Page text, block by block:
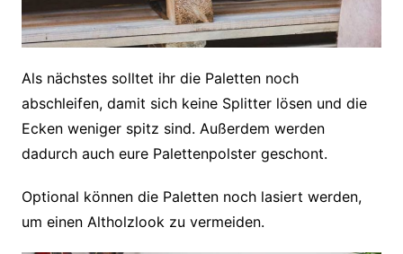
Als nächstes solltet ihr die Paletten noch
abschleifen, damit sich keine Splitter lösen und die
Ecken weniger spitz sind. Außerdem werden
dadurch auch eure Palettenpolster geschont.
Optional können die Paletten noch lasiert werden,
um einen Altholzlook zu vermeiden.